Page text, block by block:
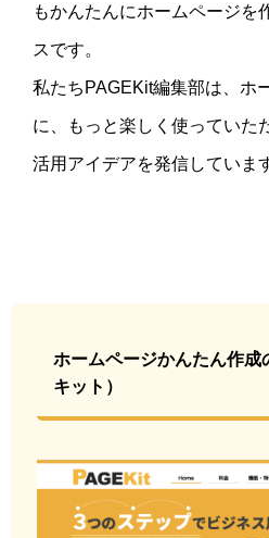
もかんたんにホームページを
スです。
私たちPAGEKit編集部は、ホ
に、もっと楽しく使っていた
活用アイデアを発信していま
ホームページかんたん作
キット）